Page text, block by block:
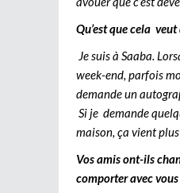
Qu’est que cela veut
Je suis à Saaba.
week-end, parfois
demande un
Si je demande
maison, ça vient
Vos amis ont-ils
comporter avec vous